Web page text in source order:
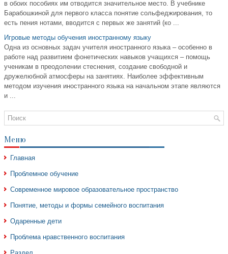
в обоих пособиях им отводится значительное место. В учебнике
Барабошкиной для первого класса понятие сольфеджирования, то
есть пения нотами, вводится с первых же занятий (ко ...
Игровые методы обучения иностранному языку
Одна из основных задач учителя иностранного языка – особенно в
работе над развитием фонетических навыков учащихся – помощь
ученикам в преодолении стеснения, создание свободной и
дружелюбной атмосферы на занятиях. Наиболее эффективным
методом изучения иностранного языка на начальном этапе являются
и ...
Меню
Главная
Проблемное обучение
Современное мировое образовательное пространство
Понятие, методы и формы семейного воспитания
Одаренные дети
Проблема нравственного воспитания